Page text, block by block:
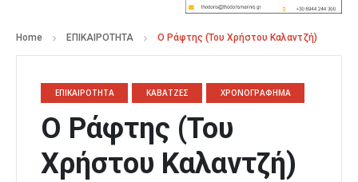
Home ΕΠΙΚΑΙΡΟΤΗΤΑ Ο Ράφτης (Του Χρήστου Καλαντζή)
ΕΠΙΚΑΙΡΟΤΗΤΑ ΚΑΒΑΤΖΕΣ ΧΡΟΝΟΓΡΑΦΗΜΑ
Ο Ράφτης (Του
Χρήστου Καλαντζή)